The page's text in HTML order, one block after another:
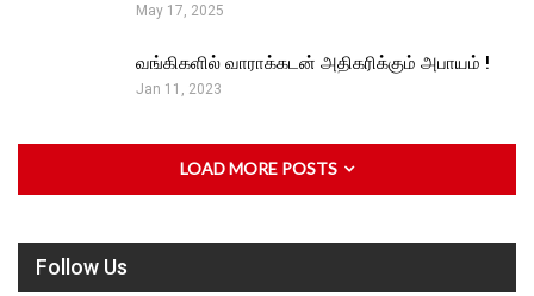
May 17, 2025
வங்கிகளில் வாராக்கடன் அதிகரிக்கும் அபாயம் !
Jan 11, 2023
LOAD MORE POSTS
Follow Us